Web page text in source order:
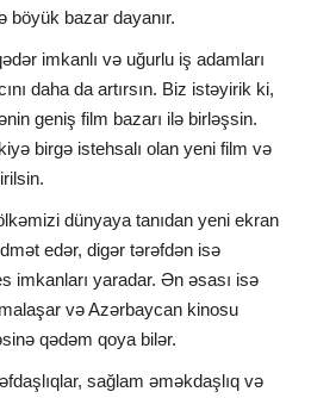
böyük bazar dayanır.
imkanlı və uğurlu iş adamları
daha da artırsın. Biz istəyirik ki,
geniş film bazarı ilə birləşsin.
birgə istehsalı olan yeni film və
dünyaya tanıdan yeni ekran
edər, digər tərəfdən isə
imkanları yaradar. Ən əsası isə
və Azərbaycan kinosu
qədəm qoya bilər.
sağlam əməkdaşlıq və